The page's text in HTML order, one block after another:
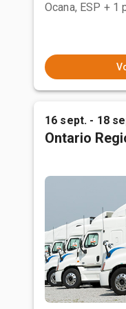
Ocana, ESP + 1
16 sept. - 18
Ontario